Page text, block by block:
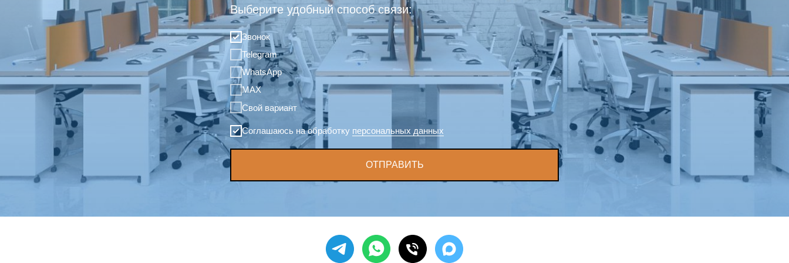
Выберите удобный способ связи:
Звонок
Telegram
WhatsApp
MAX
Свой вариант
Соглашаюсь на обработку персональных данных
ОТПРАВИТЬ